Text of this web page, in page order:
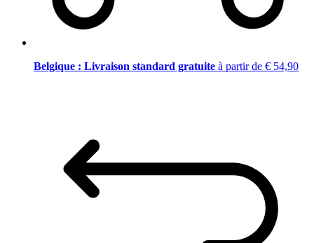
Belgique : Livraison standard gratuite à partir de € 54,90